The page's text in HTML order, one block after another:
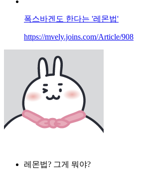
폭스바겐도 한다는 '레몬법'
https://mvely.joins.com/Article/908
레몬법? 그게 뭐야?